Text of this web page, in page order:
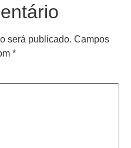
será publicado. Campos
*